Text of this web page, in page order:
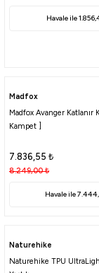
Havale ile
Madfox
Madfox Avanger Katlanır
Kampet ]
7.836,55 ₺
8.249,00₺
Havale ile
Naturehike
Naturehike TPU